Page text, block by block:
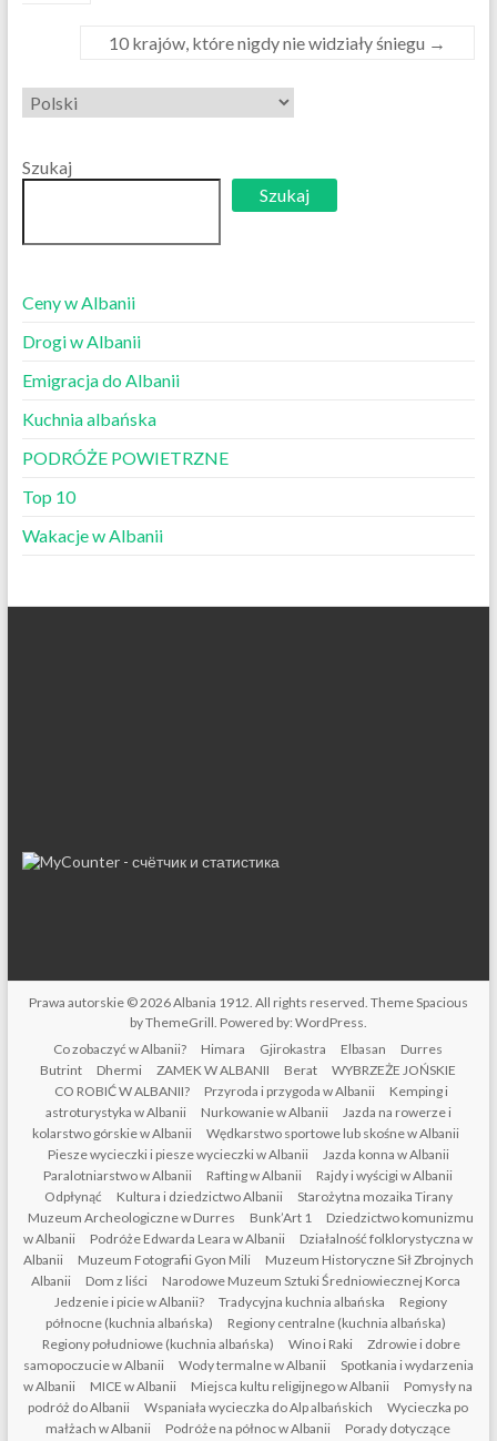
10 krajów, które nigdy nie widziały śniegu →
Wybierz
język
Szukaj
Szukaj
Ceny w Albanii
Drogi w Albanii
Emigracja do Albanii
Kuchnia albańska
PODRÓŻE POWIETRZNE
Top 10
Wakacje w Albanii
Prawa autorskie © 2026Albania 1912. All rights reserved. ThemeSpacious
by ThemeGrill. Powered by: WordPress.
Co zobaczyć w Albanii?
Himara Gjirokastra Elbasan
Durres
Butrint
Dhermi ZAMEK W ALBANII Berat
WYBRZEŻE JOŃSKIE
CO ROBIĆ W ALBANII?
Przyroda i przygoda w Albanii
Kemping i
astroturystyka w Albanii
Nurkowanie w Albanii
Jazda na rowerze i
kolarstwo górskie w Albanii
Wędkarstwo sportowe lub skośne w Albanii
Piesze wycieczki i piesze wycieczki w Albanii
Jazda konna w Albanii
Paralotniarstwo w Albanii
Rafting w Albanii
Rajdy i wyścigi w Albanii
Odpłynąć
Kultura i dziedzictwo Albanii
Starożytna mozaika Tirany
Muzeum Archeologiczne w Durres
Bunk’Art 1
Dziedzictwo komunizmu
w Albanii
Podróże Edwarda Leara w Albanii
Działalność folklorystyczna w
Albanii
Muzeum Fotografii Gyon Mili
Muzeum Historyczne Sił Zbrojnych
Albanii
Dom z liści
Narodowe Muzeum Sztuki Średniowiecznej Korca
Jedzenie i picie w Albanii?
Tradycyjna kuchnia albańska
Regiony
północne (kuchnia albańska)
Regiony centralne (kuchnia albańska)
Regiony południowe (kuchnia albańska)
Wino i Raki
Zdrowie i dobre
samopoczucie w Albanii
Wody termalne w Albanii
Spotkania i wydarzenia
w Albanii
MICE w Albanii Miejsca kultu religijnego w Albanii
Pomysły na
podróż do Albanii
Wspaniała wycieczka do Alp albańskich
Wycieczka po
małżach w Albanii
Podróże na północ w Albanii Porady dotyczące